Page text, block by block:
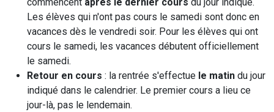
Les élèves qui n'ont pas cours le samedi sont donc en
vacances dès le vendredi soir. Pour les élèves qui ont
cours le samedi, les vacances débutent officiellement
le samedi.
Retour en cours : la rentrée s'effectue le matin du jour
indiqué dans le calendrier. Le premier cours a lieu ce
jour-là, pas le lendemain.